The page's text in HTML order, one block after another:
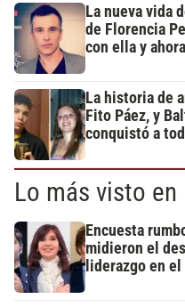
La nueva vida
de Florencia
con ella y
La historia de
Fito Páez, y
conquistó a
Lo más visto en
Encuesta
midieron el
liderazgo en